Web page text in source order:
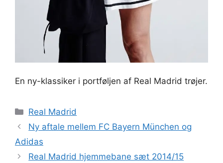
En ny-klassiker i portføljen af Real Madrid trøjer.
Kategorier
Real Madrid
Ny aftale mellem FC Bayern München og
Adidas
Real Madrid hjemmebane sæt 2014/15